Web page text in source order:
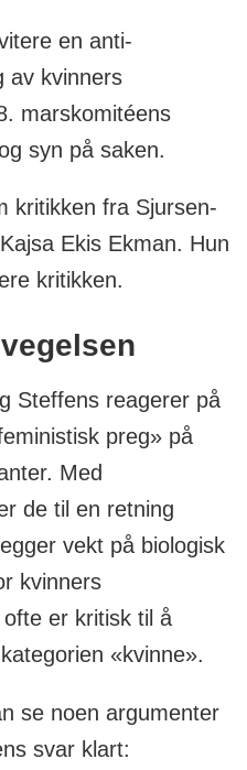
en anti-
av kvinners
marskomitéens
syn på saken.
kritikken fra Sjursen-
Ekis Ekman. Hun
kritikken.
Steffens reagerer på
preg» på
Med
de til en retning
vekt på biologisk
kvinners
er kritisk til å
«kvinne».
se noen argumenter
svar klart: